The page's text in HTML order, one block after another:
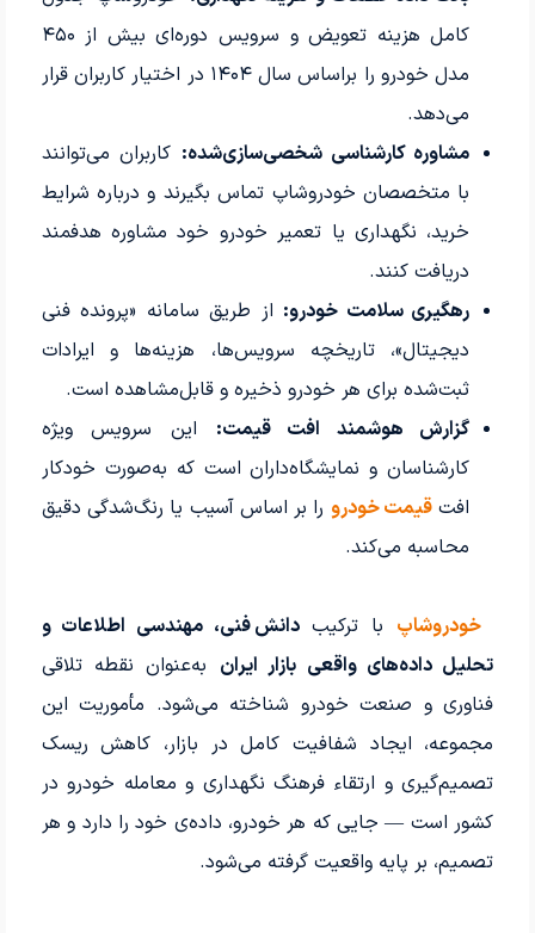
کامل هزینه تعویض و سرویس دوره‌ای بیش از ۴۵۰
مدل خودرو را براساس سال ۱۴۰۴ در اختیار کاربران قرار
می‌دهد.
مشاوره کارشناسی شخصی‌سازی‌شده: کاربران می‌توانند
با متخصصان خودروشاپ تماس بگیرند و درباره شرایط
خرید، نگهداری یا تعمیر خودرو خود مشاوره هدفمند
دریافت کنند.
رهگیری سلامت خودرو: از طریق سامانه «پرونده فنی
دیجیتال»، تاریخچه سرویس‌ها، هزینه‌ها و ایرادات
ثبت‌شده برای هر خودرو ذخیره و قابل‌مشاهده است.
گزارش هوشمند افت قیمت: این سرویس ویژه
کارشناسان و نمایشگاه‌داران است که به‌صورت خودکار
افتقیمت خودرو را بر اساس آسیب یا رنگ‌شدگی دقیق
محاسبه می‌کند.
خودروشاپ با ترکیبدانش فنی، مهندسی اطلاعات و
تحلیل داده‌های واقعی بازار ایران به‌عنوان نقطه تلاقی
فناوری و صنعت خودرو شناخته می‌شود. مأموریت این
مجموعه، ایجاد شفافیت کامل در بازار، کاهش ریسک
تصمیم‌گیری و ارتقاء فرهنگ نگهداری و معامله خودرو در
کشور است — جایی که هر خودرو، داده‌ی خود را دارد و هر
تصمیم، بر پایه واقعیت گرفته می‌شود.